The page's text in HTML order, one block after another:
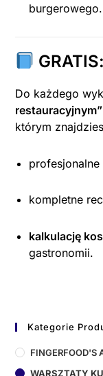
burgerowego.
Do każdego
restauracyjnym”
którym
kompletne
kalkulację
gastronomii.
Kategorie
FINGERFOOD'S
WARSZTATY